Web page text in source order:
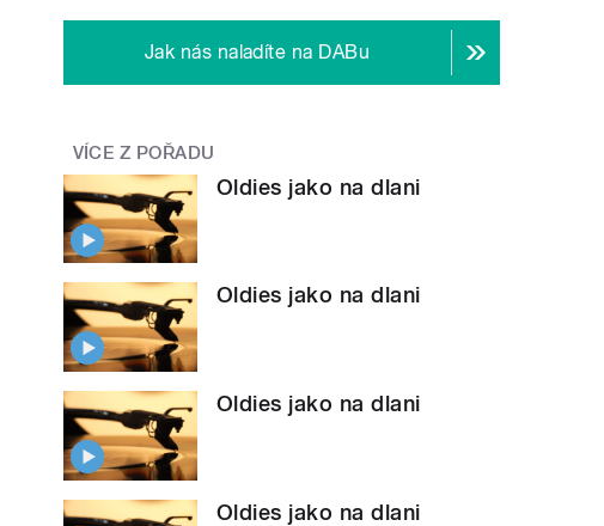
Jak nás naladíte na DABu
VÍCE Z POŘADU
Oldies jako na dlani
Oldies jako na dlani
Oldies jako na dlani
Oldies jako na dlani